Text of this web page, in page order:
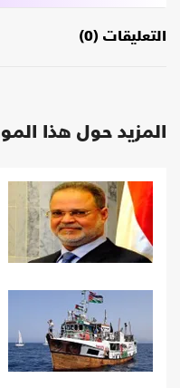
التعليقات (0)
المزيد حول هذا